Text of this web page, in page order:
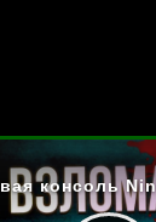
https://youtu.be/V-